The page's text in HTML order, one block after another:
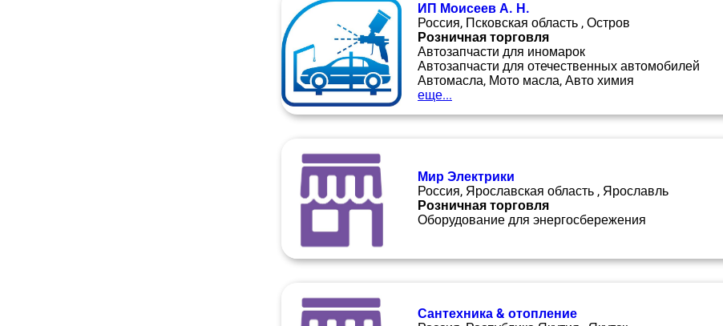
ИП Моисеев А. Н.
Россия, Псковская область , Остров
Розничная торговля
Автозапчасти для иномарок
Автозапчасти для отечественных автомобилей
Автомасла, Мото масла, Авто химия
еще...
Мир Электрики
Россия, Ярославская область , Ярославль
Розничная торговля
Оборудование для энергосбережения
Сантехника & отопление